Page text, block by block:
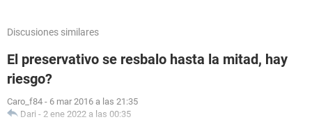
Discusiones similares
El preservativo se resbalo hasta la mitad, hay
riesgo?
Caro_f84 - 6 mar 2016 a las 21:35
Dari - 2 ene 2022 a las 00:35